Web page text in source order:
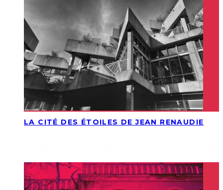
LA CITÉ DES ÉTOILES DE JEAN RENAUDIE